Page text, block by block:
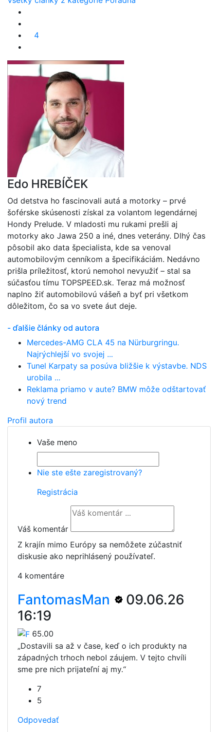
4
Edo HREBÍČEK
Od detstva ho fascinovali autá a motorky – prvé
šoférske skúsenosti získal za volantom legendárnej
Hondy Prelude. V mladosti mu rukami prešli aj
motorky ako Jawa 250 a iné, dnes veterány. Dlhý čas
pôsobil ako data špecialista, kde sa venoval
automobilovým cenníkom a špecifikáciám. Nedávno
prišla príležitosť, ktorú nemohol nevyužiť – stal sa
súčasťou tímu TOPSPEED.sk. Teraz má možnosť
naplno žiť automobilovú vášeň a byť pri všetkom
dôležitom, čo sa vo svete áut deje.
- ďalšie články od autora
Mercedes-AMG CLA 45 na Nürburgringu.
Najrýchlejší vo svojej ...
Tunel Karpaty sa posúva bližšie k výstavbe. NDS
urobila ...
Reklama priamo v aute? BMW môže odštartovať
nový trend
Profil autora
Vaše meno
Nie ste ešte zaregistrovaný?
Registrácia
Váš komentár
Z krajín mimo Európy sa nemôžete zúčastniť
diskusie ako neprihlásený používateľ.
4 komentáre
FantomasMan
09.06.26
16:19
65.00
„Dostavili sa až v čase, keď o ich produkty na
západných trhoch nebol záujem. V tejto chvíli
sme pre nich prijateľní aj my.“
7
5
Odpovedať